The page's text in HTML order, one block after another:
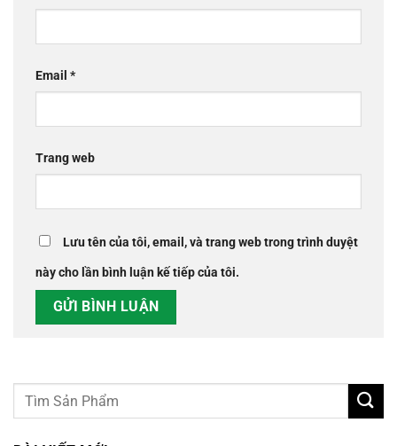
Email *
Trang web
Lưu tên của tôi, email, và trang web trong trình duyệt
này cho lần bình luận kế tiếp của tôi.